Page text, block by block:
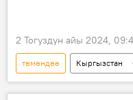
2 Тогуздун айы 2024,
төмөндөө Кыргызстан
доллар
салым